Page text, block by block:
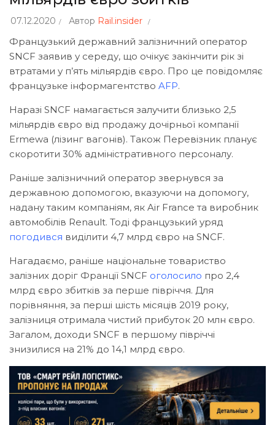
07.12.2020 Автор Rail.insider
Французький державний залізничний оператор
SNCF заявив у середу, що очікує закінчити рік зі
втратами у п’ять мільярдів євро. Про це повідомляє
французьке інформагентство AFP.
Наразі SNCF намагається залучити близько 2,5
мільярдів євро від продажу дочірньої компанії
Ermewa (лізинг вагонів). Також Перевізник планує
скоротити 30% адміністративного персоналу.
Раніше залізничний оператор звернувся за
державною допомогою, вказуючи на допомогу,
надану таким компаніям, як Air France та виробник
автомобілів Renault. Тоді французький уряд
погодився виділити 4,7 млрд євро на SNCF.
Нагадаємо, раніше національне товариство
залізних доріг Франції SNCF оголосило про 2,4
млрд євро збитків за перше півріччя. Для
порівняння, за перші шість місяців 2019 року,
залізниця отримала чистий прибуток 20 млн євро.
Загалом, доходи SNCF в першому півріччі
знизилися на 21% до 14,1 млрд євро.